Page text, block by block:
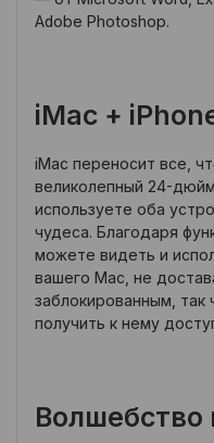
Adobe Photoshop.
iMac +
iMac переносит все,
великолепный 24-
используете оба
чудеса. Благодаря
можете видеть и
вашего Mac, не
заблокированным,
получить к нему